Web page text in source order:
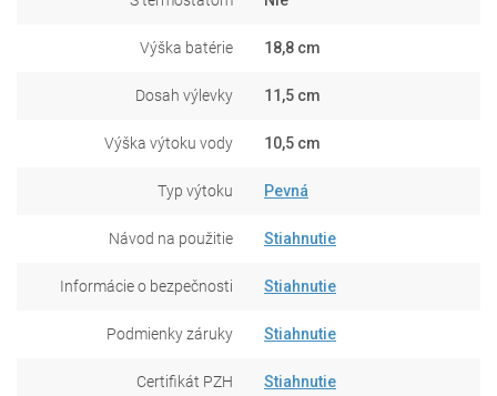
Výška batérie 18,8 cm
Dosah výlevky 11,5 cm
Výška výtoku vody 10,5 cm
Typ výtoku Pevná
Návod na použitie Stiahnutie
Informácie o bezpečnosti Stiahnutie
Podmienky záruky Stiahnutie
Certifikát PZH Stiahnutie